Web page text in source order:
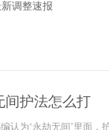
调整速报
间护法怎么打
认为‘永劫无间’里面